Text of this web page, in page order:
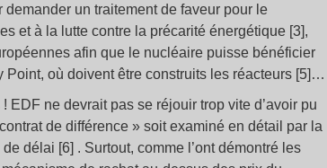
un traitement de faveur pour le
et à la lutte contre la précarité énergétique [3],
afin que le nucléaire puisse bénéficier
Point, où doivent être construits les réacteurs [5]…
ne devrait pas se réjouir trop vite d’avoir pu
de différence » soit examiné en détail par la
délai [6] . Surtout, comme l’ont démontré les